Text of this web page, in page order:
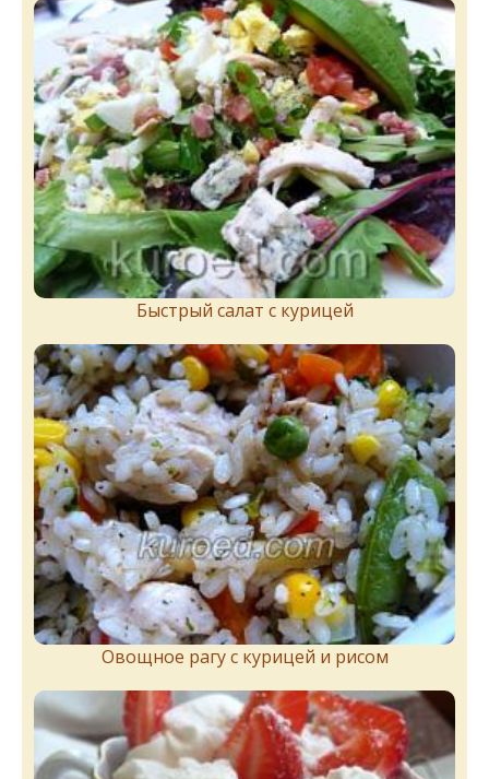
Быстрый салат с курицей
Овощное рагу с курицей и рисом